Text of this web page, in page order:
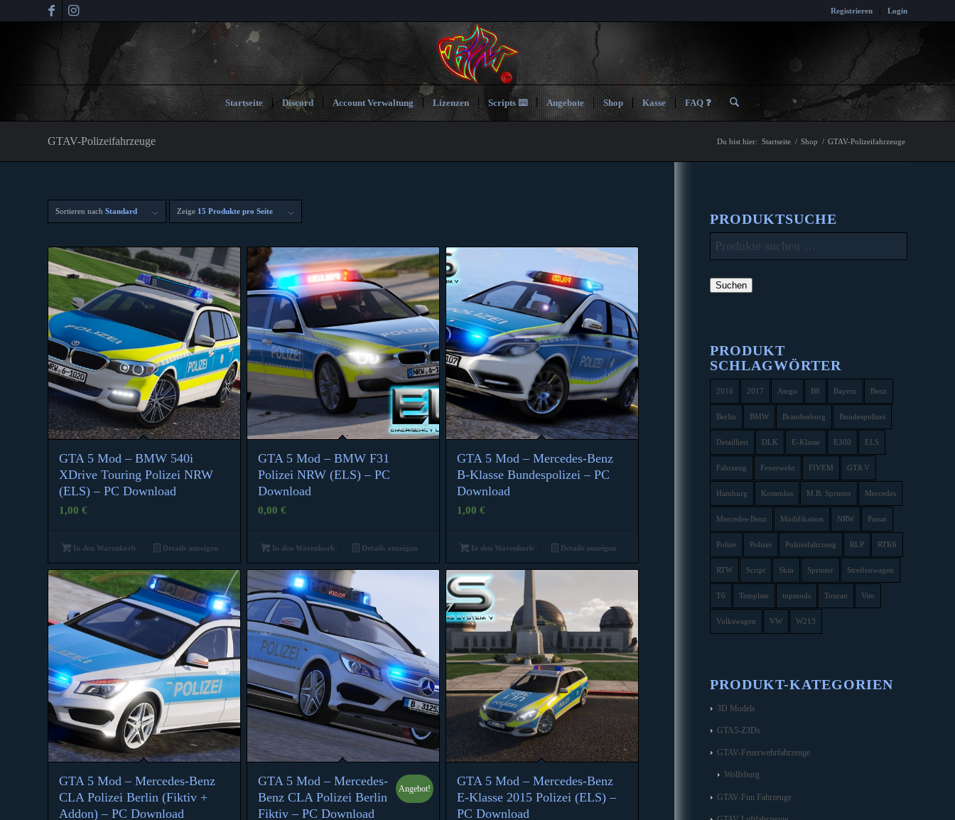
Registrieren Login
Startseite Discord Account Verwaltung Lizenzen Scripts ⌨️ Angebote Shop Kasse FAQ ❓
GTAV-Polizeifahrzeuge Du bist hier: Startseite / Shop / GTAV-Polizeifahrzeuge
Sortieren nach Standard Zeige 15 Produkte pro Seite
4.00
GTA 5 Mod – BMW 540i
XDrive Touring Polizei NRW
(ELS) – PC Download
1,00 €
In den Warenkorb Details anzeigen
3.67
GTA 5 Mod – BMW F31
Polizei NRW (ELS) – PC
Download
0,00 €
In den Warenkorb Details anzeigen
GTA 5 Mod – Mercedes-Benz
B-Klasse Bundespolizei – PC
Download
1,00 €
In den Warenkorb Details anzeigen
GTA 5 Mod – Mercedes-Benz
CLA Polizei Berlin (Fiktiv +
Addon) – PC Download
GTA 5 Mod – Mercedes-
Benz CLA Polizei Berlin
Fiktiv – PC Download
Angebot!
GTA 5 Mod – Mercedes-Benz
E-Klasse 2015 Polizei (ELS) –
PC Download
PRODUKTSUCHE
Suchen
PRODUKT
SCHLAGWÖRTER
2016 2017 Atego B8 Bayern Benz
Berlin BMW Brandenburg Bundespolizei
Detailliert DLK E-Klasse E300 ELS
Fahrzeug Feuerwehr FIVEM GTA V
Hamburg Kostenlos M.B. Sprinter Mercedes
Mercedes-Benz Modifikation NRW Passat
Polize Polizei Polizeifahrzeug RLP RTK6
RTW Script Skin Sprinter Streifenwagen
T6 Template topmods Touran Vito
Volkswagen VW W213
PRODUKT-KATEGORIEN
3D Models
GTA5-Z3Ds
GTAV-Feuerwehrfahrzeuge
Wolfsburg
GTAV-Fun Fahrzeuge